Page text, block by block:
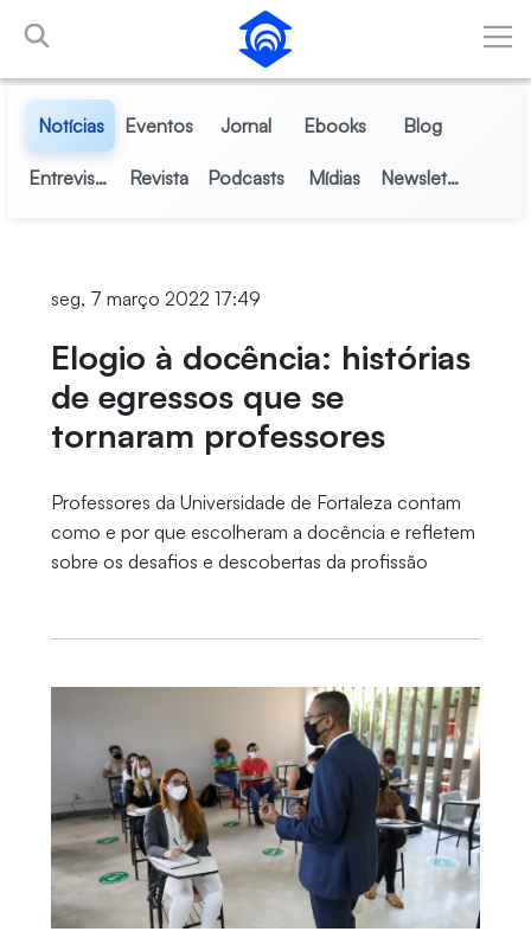
Pular para o Conteúdo principal
Notícias Eventos Jornal Ebooks Blog
Entrevistas Revista Podcasts Mídias Newsletter
seg, 7 março 2022 17:49
Elogio à docência: histórias
de egressos que se
tornaram professores
Professores da Universidade de Fortaleza contam
como e por que escolheram a docência e refletem
sobre os desafios e descobertas da profissão